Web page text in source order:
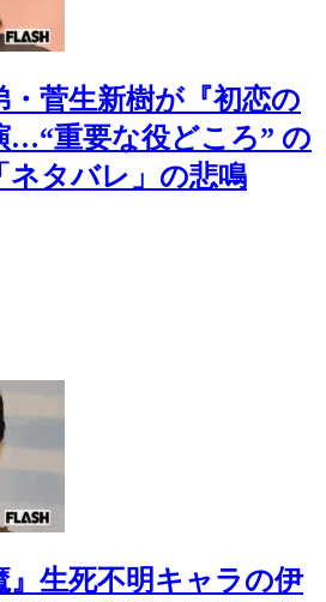
・菅生新樹が『初恋の
…“重要な役どころ” の
ネタバレ」の悲鳴
』生死不明キャラの伊